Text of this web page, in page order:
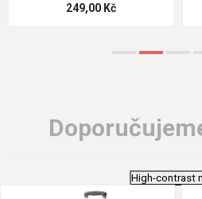
124,00 Kč
High-contrast